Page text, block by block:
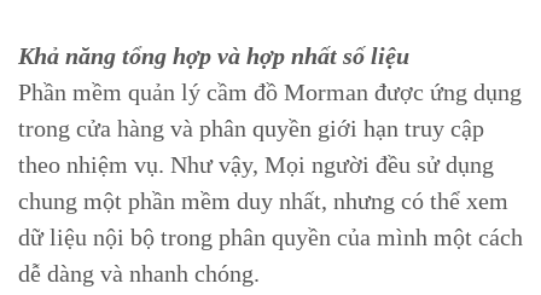
Khả năng tổng hợp và hợp nhất số liệu
Phần mềm quản lý cầm đồ Morman được ứng dụng
trong cửa hàng và phân quyền giới hạn truy cập
theo nhiệm vụ. Như vậy, Mọi người đều sử dụng
chung một phần mềm duy nhất, nhưng có thể xem
dữ liệu nội bộ trong phân quyền của mình một cách
dễ dàng và nhanh chóng.